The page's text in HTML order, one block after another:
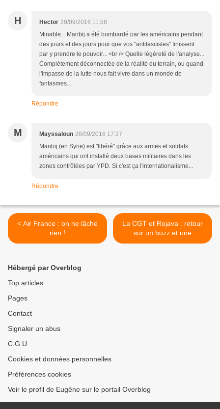
H Hector 29/09/2016 11:58
Minable... Manbij a été bombardé par les américains pendant
des jours et des jours pour que vos "antifascistes" finissent
par y prendre le pouvoir... <br /> Quelle légèreté de l'analyse...
Complètement déconnectée de la réalité du terrain, ou quand
l'impasse de la lutte nous fait vivre dans un monde de
fantasmes...
Répondre
M Mayssaloun 28/09/2016 17:27
Manbij (en Syrie) est "libéré" grâce aux armes et soldats
américains qui ont installé deux bases militaires dans les
zones contrôlées par YPD. Si c'est ça l'internationalisme...
Répondre
< Air France : on ne lâche
rien !
La CGT et Rojava : retour
sur un buzz et une
polémique >
Hébergé par Overblog
Top articles
Pages
Contact
Signaler un abus
C.G.U.
Cookies et données personnelles
Préférences cookies
Voir le profil de Eugène sur le portail Overblog